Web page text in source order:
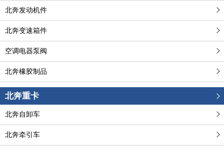
北奔发动机件
北奔变速箱件
空调电器泵阀
北奔橡胶制品
北奔重卡
北奔自卸车
北奔牵引车